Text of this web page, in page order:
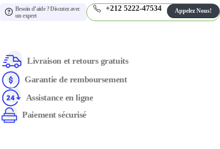
Besoin d’aide ? Discutez avec
un expert
+212 5222-47534 Appelez Nous!
Livraison et retours gratuits
Garantie de remboursement
Assistance en ligne
Paiement sécurisé